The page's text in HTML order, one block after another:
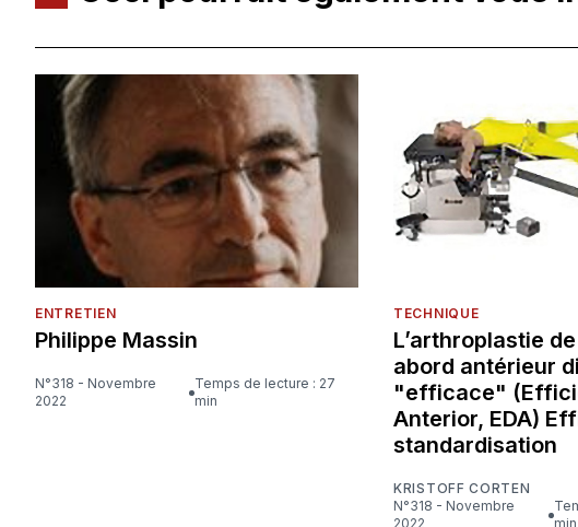
ENTRETIEN
Philippe Massin
N°318 - Novembre
2022
Temps de lecture : 27
min
TECHNIQUE
L’arthroplastie
abord antérieur
"efficace"
Anterior, EDA)
standardisation
KRISTOFF CORTEN
N°318 - Novembre
2022
Temps de lecture : 18
min